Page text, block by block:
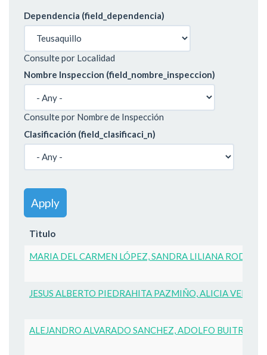
Dependencia (field_dependencia)
Consulte por Localidad
Nombre Inspeccion (field_nombre_inspeccion)
Consulte por Nombre de Inspección
Clasificación (field_clasificaci_n)
Apply
Tìtulo
MARIA DEL CARMEN LÓPEZ, SANDRA LILIANA
JESUS ALBERTO PIEDRAHITA PAZMIÑO, ALICIA
ALEJANDRO ALVARADO SANCHEZ, ADOLFO